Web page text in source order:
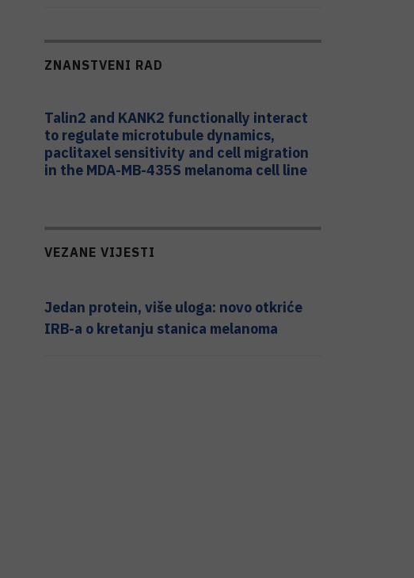
ZNANSTVENI RAD
Talin2 and KANK2 functionally interact
to regulate microtubule dynamics,
paclitaxel sensitivity and cell migration
in the MDA-MB-435S melanoma cell line
VEZANE VIJESTI
Jedan protein, više uloga: novo otkriće
IRB-a o kretanju stanica melanoma